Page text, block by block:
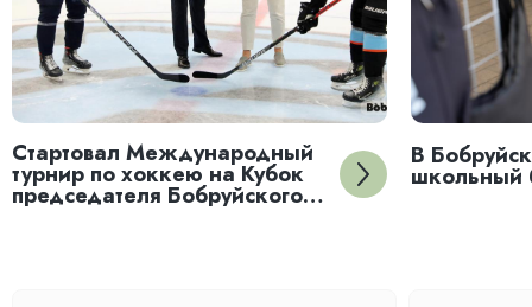
Стартовал Международный
турнир по хоккею на Кубок
председателя Бобруйского
В
школьный